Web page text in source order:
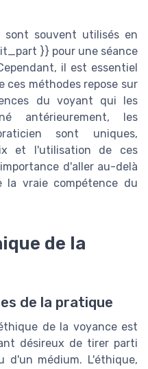
sont souvent utilisés en
}} pour une séance
il est essentiel
ces méthodes repose sur
du voyant qui les
antérieurement, les
sont uniques,
et l'utilisation de ces
d'aller au-delà
la vraie compétence du
de la
de la pratique
de la voyance est
désireux de tirer parti
d'un médium. L'éthique,